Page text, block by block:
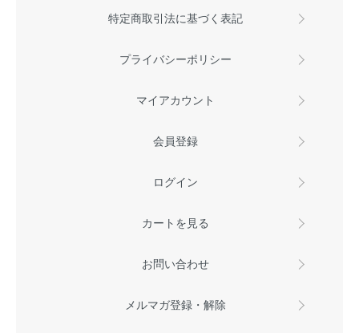
特定商取引法に基づく表記
プライバシーポリシー
マイアカウント
会員登録
ログイン
カートを見る
お問い合わせ
メルマガ登録・解除